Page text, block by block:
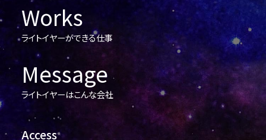
Works
ライトイヤーができる仕事
Message
ライトイヤーはこんな会社
Access